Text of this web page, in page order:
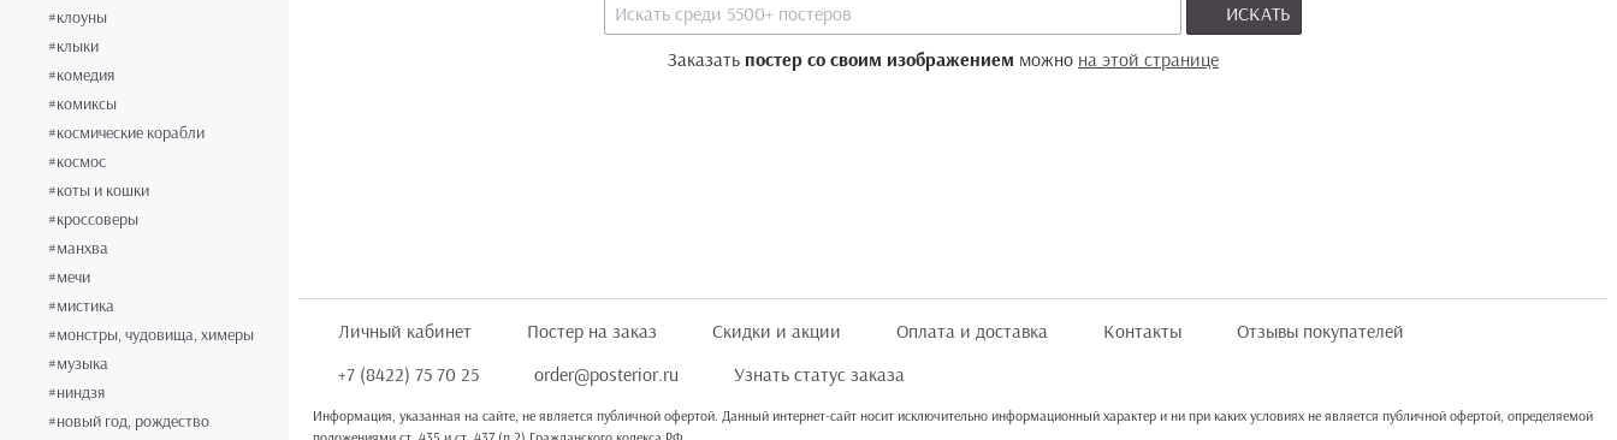
#клоуны
#клыки
#комедия
#комиксы
#космические корабли
#космос
#коты и кошки
#кроссоверы
#манхва
#мечи
#мистика
#монстры, чудовища, химеры
#музыка
#ниндзя
#новый год, рождество
ИСКАТЬ
Заказать постер со своим изображением можно на этой странице
Личный кабинет Постер на заказ Скидки и акции Оплата и доставка Контакты
Отзывы покупателей
+7 (8422) 75 70 25
order@posterior.ru Узнать статус заказа
Информация, указанная на сайте, не является публичной офертой. Данный интернет-сайт носит исключительно информационный характер и ни при каких условиях не является публичной офертой, определяемой